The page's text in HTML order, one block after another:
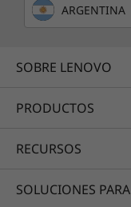
ARGENTINA
SOBRE LENOVO
PRODUCTOS
RECURSOS
SOLUCIONES PARA